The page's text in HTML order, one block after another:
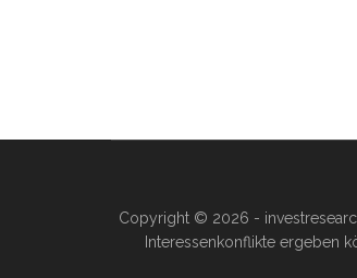
Copyright © 2026 -
Interessenkonflikte ergeben